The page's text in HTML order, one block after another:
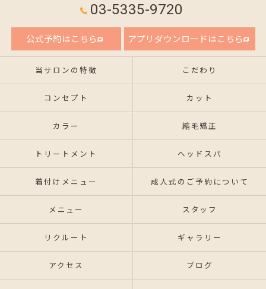
03-5335-9720
公式予約はこちら アプリダウンロードはこちら
当サロンの特徴 こだわり
コンセプト カット
カラー 縮毛矯正
トリートメント ヘッドスパ
着付けメニュー 成人式のご予約について
メニュー スタッフ
リクルート ギャラリー
アクセス ブログ